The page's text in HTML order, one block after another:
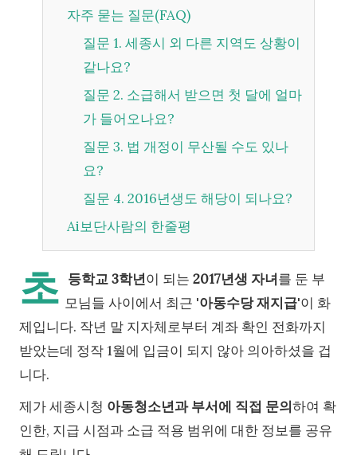
자주 묻는 질문(FAQ)
질문 1. 세종시 외 다른 지역도 상황이
같나요?
질문 2. 소급해서 받으면 첫 달에 얼마
가 들어오나요?
질문 3. 법 개정이 무산될 수도 있나
요?
질문 4. 2016년생도 해당이 되나요?
Ai보단사람의 한줄평
초 등학교 3학년이 되는 2017년생 자녀를 둔 부
모님들 사이에서 최근 '아동수당 재지급'이 화
제입니다. 작년 말 지자체로부터 계좌 확인 전화까지
받았는데 정작 1월에 입금이 되지 않아 의아하셨을 겁
니다.
제가 세종시청 아동청소년과 부서에 직접 문의하여 확
인한, 지급 시점과 소급 적용 범위에 대한 정보를 공유